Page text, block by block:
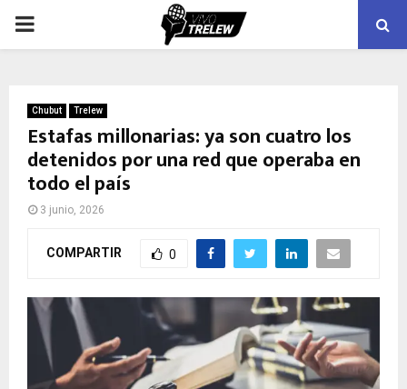
PRIMARY
Chubut Trelew
Estafas millonarias: ya son cuatro los
detenidos por una red que operaba en
todo el país
3 junio, 2026
COMPARTIR 0